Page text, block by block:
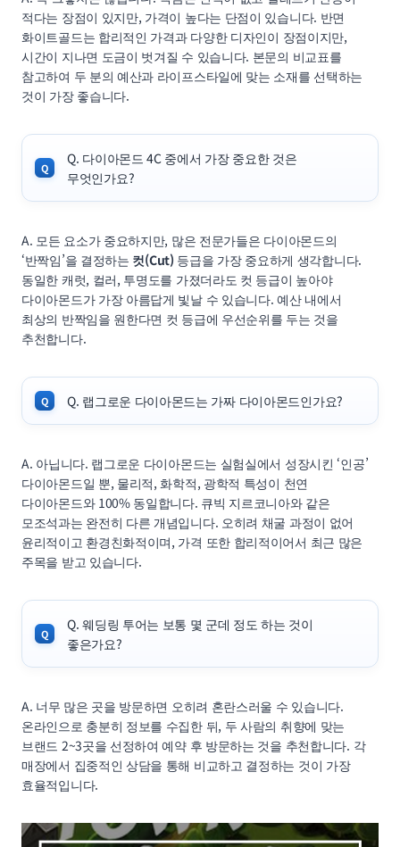
적다는 장점이 있지만, 가격이 높다는 단점이 있습니다. 반면
화이트골드는 합리적인 가격과 다양한 디자인이 장점이지만,
시간이 지나면 도금이 벗겨질 수 있습니다. 본문의 비교표를
참고하여 두 분의 예산과 라이프스타일에 맞는 소재를 선택하는
것이 가장 좋습니다.
Q. 다이아몬드 4C 중에서 가장 중요한 것은
무엇인가요?
A. 모든 요소가 중요하지만, 많은 전문가들은 다이아몬드의
‘반짝임’을 결정하는 컷(Cut) 등급을 가장 중요하게 생각합니다.
동일한 캐럿, 컬러, 투명도를 가졌더라도 컷 등급이 높아야
다이아몬드가 가장 아름답게 빛날 수 있습니다. 예산 내에서
최상의 반짝임을 원한다면 컷 등급에 우선순위를 두는 것을
추천합니다.
Q. 랩그로운 다이아몬드는 가짜 다이아몬드인가요?
A. 아닙니다. 랩그로운 다이아몬드는 실험실에서 성장시킨 ‘인공’
다이아몬드일 뿐, 물리적, 화학적, 광학적 특성이 천연
다이아몬드와 100% 동일합니다. 큐빅 지르코니아와 같은
모조석과는 완전히 다른 개념입니다. 오히려 채굴 과정이 없어
윤리적이고 환경친화적이며, 가격 또한 합리적이어서 최근 많은
주목을 받고 있습니다.
Q. 웨딩링 투어는 보통 몇 군데 정도 하는 것이
좋은가요?
A. 너무 많은 곳을 방문하면 오히려 혼란스러울 수 있습니다.
온라인으로 충분히 정보를 수집한 뒤, 두 사람의 취향에 맞는
브랜드 2~3곳을 선정하여 예약 후 방문하는 것을 추천합니다. 각
매장에서 집중적인 상담을 통해 비교하고 결정하는 것이 가장
효율적입니다.